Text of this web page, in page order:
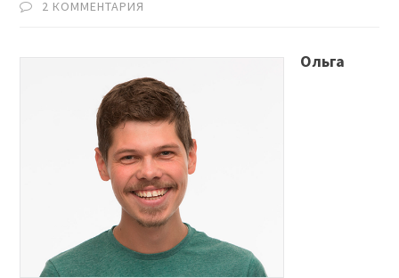
2 КОММЕНТАРИЯ
Ольга